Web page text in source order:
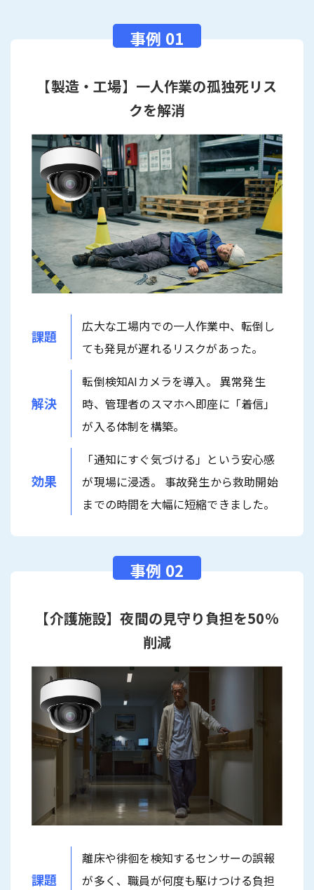
【製造・工場】一人作業の孤独死リス
クを解消
課題
広大な工場内での一人作業中、転倒し
ても発見が遅れるリスクがあった。
解決
転倒検知AIカメラを導入。 異常発生
時、管理者のスマホへ即座に「着信」
が入る体制を構築。
効果
「通知にすぐ気づける」という安心感
が現場に浸透。 事故発生から救助開始
までの時間を大幅に短縮できました。
【介護施設】夜間の見守り負担を50%
削減
課題
離床や徘徊を検知するセンサーの誤報
が多く、職員が何度も駆けつける負担